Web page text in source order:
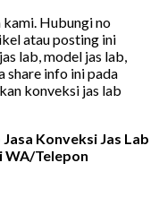
kami. Hubungi no
atau posting ini
lab, model jas lab,
share info ini pada
konveksi jas lab
Konveksi Jas Lab
WA/Telepon